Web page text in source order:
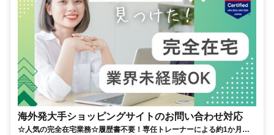
海外発大手ショッピングサイトのお問い合わせ対応
☆人気の完全在宅業務☆履歴書不要！専任トレーナーによる約1か月の